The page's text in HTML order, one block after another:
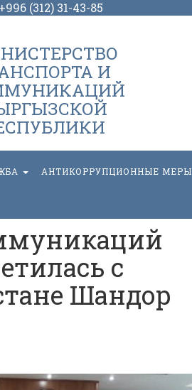
(312) 31-43-85
И
АНТИКОРРУПЦИОННЫЕ МЕРЫ
с
Шандор